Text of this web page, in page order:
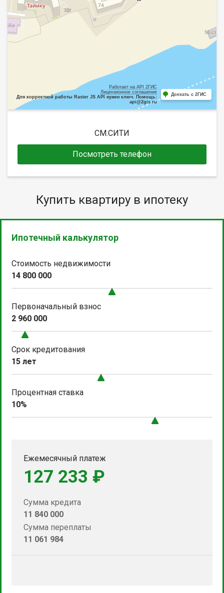
Работает на API 2ГИС
Лицензионное соглашение
Для корректной работы Raster JS API нужен ключ. Помощь:
api@2gis.ru
Доехать с 2ГИС
СМ.СИТИ
Посмотреть телефон
Купить квартиру в ипотеку
Ипотечный калькулятор
Стоимость недвижимости
14 800 000
Первоначальный взнос
2 960 000
Срок кредитования
15 лет
Процентная ставка
10%
Ежемесячный платеж
127 233 ₽
Сумма кредита
11 840 000
Сумма переплаты
11 061 984